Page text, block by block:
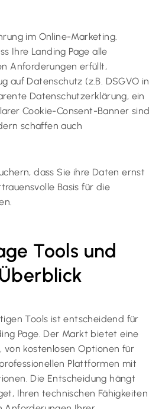
im Online-Marketing.
Ihre Landing Page alle
Anforderungen erfüllt,
auf Datenschutz (z.B. DSGVO in
Datenschutzerklärung, ein
Cookie-Consent-Banner sind
schaffen auch
dass Sie ihre Daten ernst
Basis für die
Tools und
Tools ist entscheidend für
Page. Der Markt bietet eine
von kostenlosen Optionen für
Plattformen mit
Die Entscheidung hängt
Ihren technischen Fähigkeiten